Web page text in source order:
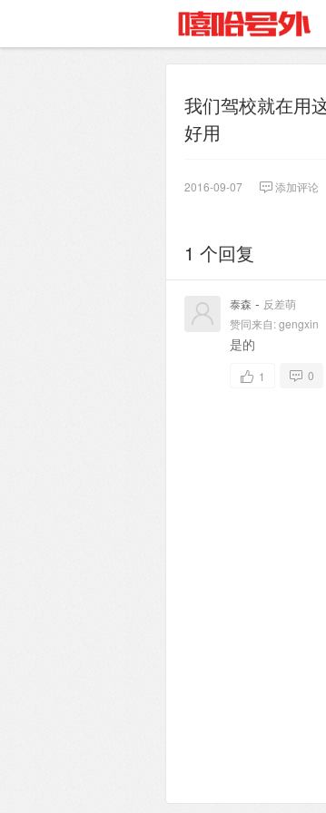
我们驾校就在用
好用
2016-09-07 添加评论
1 个回复
泰森 - 反差萌
赞同来自:gengxin
是的
1 0